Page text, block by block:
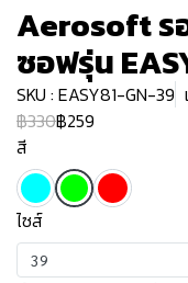
Aerosoft ร
ซอฟรุ่น
SKU : EASY81-GN-39
฿330฿259
สี
ไซส์
39